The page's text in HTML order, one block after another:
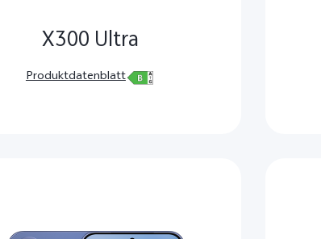
X300 Ultra
Produktdatenblatt